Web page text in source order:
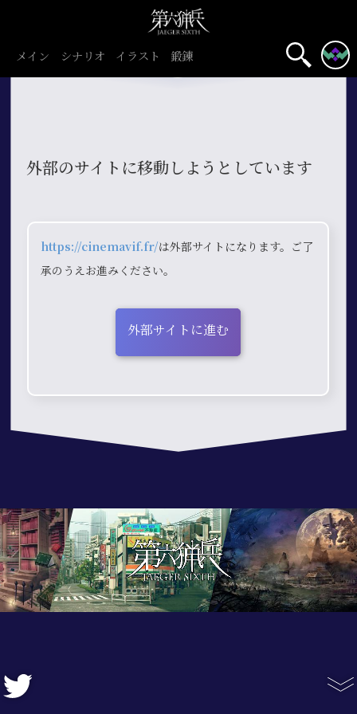
メイン シナリオ イラスト 鍛錬
外部のサイトに移動しようとしています
https://cinemavif.fr/は外部サイトになります。ご了
承のうえお進みください。
外部サイトに進む